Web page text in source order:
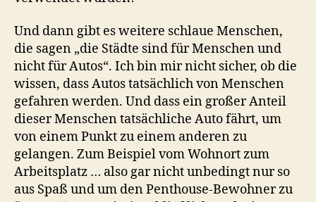
Und dann gibt es weitere schlaue Menschen,
die sagen „die Städte sind für Menschen und
nicht für Autos“. Ich bin mir nicht sicher, ob die
wissen, dass Autos tatsächlich von Menschen
gefahren werden. Und dass ein großer Anteil
dieser Menschen tatsächliche Auto fährt, um
von einem Punkt zu einem anderen zu
gelangen. Zum Beispiel vom Wohnort zum
Arbeitsplatz … also gar nicht unbedingt nur so
aus Spaß und um den Penthouse-Bewohner zu